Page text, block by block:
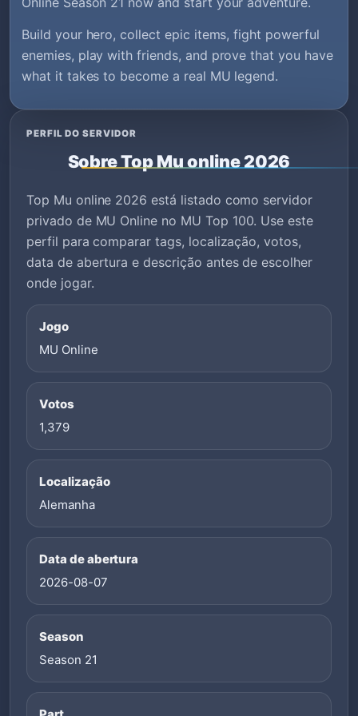
Build your hero, collect epic items, fight powerful
enemies, play with friends, and prove that you have
what it takes to become a real MU legend.
PERFIL DO SERVIDOR
Sobre Top Mu online 2026
Top Mu online 2026 está listado como servidor
privado de MU Online no MU Top 100. Use este
perfil para comparar tags, localização, votos,
data de abertura e descrição antes de escolher
onde jogar.
Jogo
MU Online
Votos
1,379
Localização
Alemanha
Data de abertura
2026-08-07
Season
Season 21